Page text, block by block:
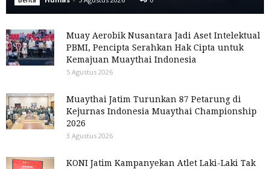
Muay Aerobik Nusantara Jadi Aset Intelektual
PBMI, Pencipta Serahkan Hak Cipta untuk
Kemajuan Muaythai Indonesia
5 Agustus 2026
Muaythai Jatim Turunkan 87 Petarung di
Kejurnas Indonesia Muaythai Championship
2026
3 Agustus 2026
KONI Jatim Kampanyekan Atlet Laki-Laki Tak